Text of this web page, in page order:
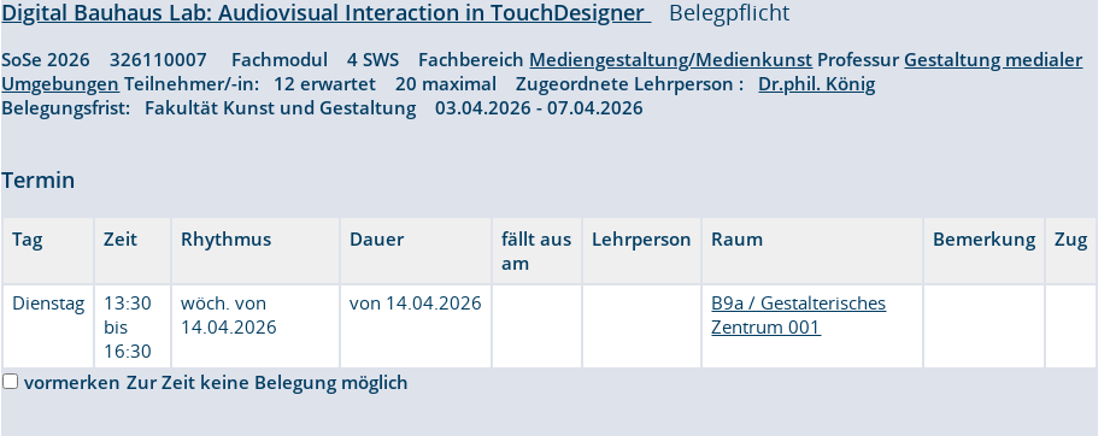
Digital Bauhaus Lab: Audiovisual Interaction in TouchDesigner Belegpflicht
SoSe 2026 326110007 Fachmodul 4 SWS Fachbereich Mediengestaltung/Medienkunst Professur Gestaltung medialer
Umgebungen Teilnehmer/-in: 12 erwartet 20 maximal Zugeordnete Lehrperson : Dr.phil. König
Belegungsfrist: Fakultät Kunst und Gestaltung 03.04.2026 - 07.04.2026
Termin
Tag Zeit Rhythmus Dauer
fällt aus
am
Lehrperson Raum Bemerkung Zug
Dienstag
13:30
bis
16:30
wöch. von
14.04.2026
von 14.04.2026
B9a / Gestalterisches
Zentrum 001
vormerken Zur Zeit keine Belegung möglich